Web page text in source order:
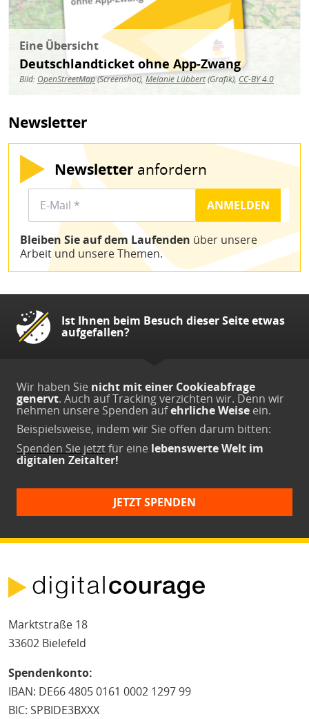
Eine Übersicht
Deutschlandticket ohne App-Zwang
Bild: OpenStreetMap(Screenshot),Melanie Lübbert(Grafik), CC-BY 4.0
Newsletter
Newsletter anfordern
Bleiben Sie auf dem Laufenden über unsere
Arbeit und unsere Themen.
Ist Ihnen beim Besuch dieser Seite etwas
aufgefallen?
Wir haben Sie nicht mit einer Cookieabfrage
genervt. Auch auf Tracking verzichten wir. Denn wir
nehmen unsere Spenden aufehrliche Weise ein.
Beispielsweise, indem wir Sie offen darum bitten:
Spenden Sie jetztfür eine lebenswerte Welt im
digitalen Zeitalter!
JETZT SPENDEN
Marktstraße 18
33602 Bielefeld
Spendenkonto:
IBAN: DE66 4805 0161 0002 1297 99
BIC: SPBIDE3BXXX